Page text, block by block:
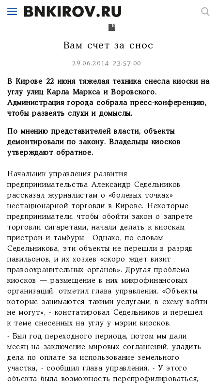
библиотеки
медакадемии.
Вам счет за снос
29.06.2014 23:57:00
В Кирове 22 июня тяжелая техника снесла киоски на
углу улиц Карла Маркса и Воровского.
Администрация города собрала пресс-конференцию,
чтобы развеять слухи и домыслы.
По мнению представителей власти, объекты
демонтировали по закону. Владельцы киосков
утверждают обратное.
Начальник управления развития
предпринимательства Александр Седельников
рассказал журналистам о «болевых точках»
нестационарной торговли в Кирове. Некоторые
предприниматели, чтобы обойти закон о запрете
торговли сигаретами, начали делать к киоскам
пристрои и тамбуры. Однако, по словам
Седельникова, эти объекты не перешли в разряд
павильонов, и их хозяев «скоро ждет визит
правоохранительных органов». Другая проблема
киосков — размещение в них микрофинансовых
организаций, отметил глава управления. «Объекты,
которые занимаются такими услугами, в схему войти
не могут», - констатировал Седельников и перешел
к теме снесенных на углу у мэрии киосков.
- Был год переходного периода, потом мы дали
месяц на заключение мировых соглашений, уладить
дела по оплате за использование земельного
участка, - сообщил глава управления. - У этого
объекта была возможность перепрофилироваться,